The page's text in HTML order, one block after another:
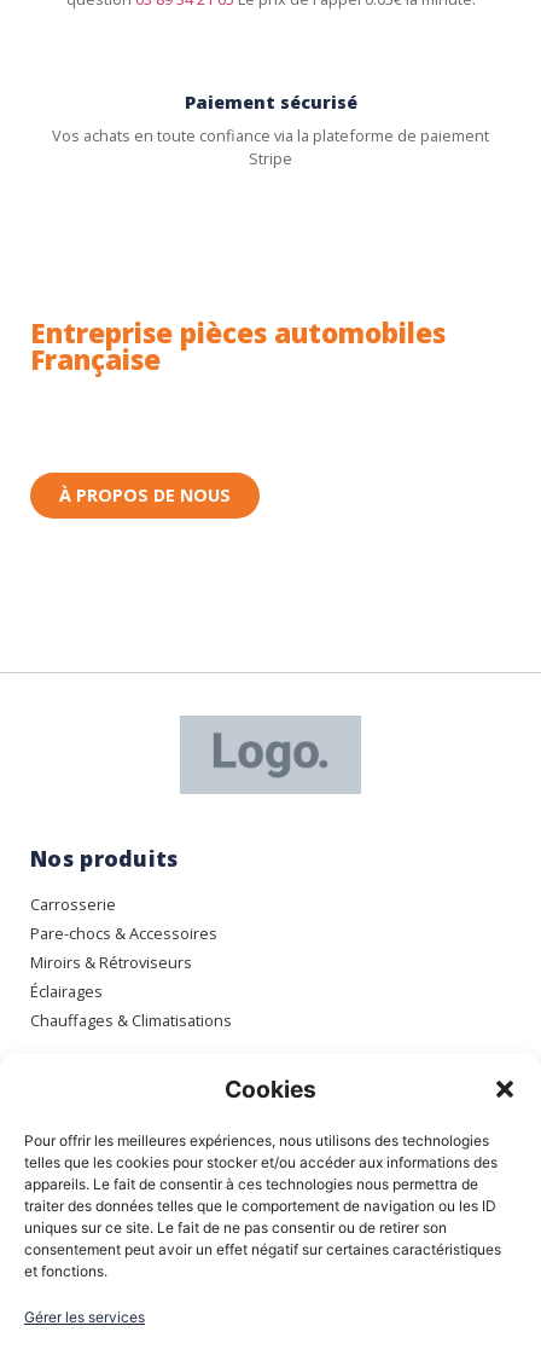
Cookies
Pour offrir les meilleures expériences, nous utilisons des technologies
telles que les cookies pour stocker et/ou accéder aux informations des
appareils. Le fait de consentir à ces technologies nous permettra de
traiter des données telles que le comportement de navigation ou les ID
uniques sur ce site. Le fait de ne pas consentir ou de retirer son
consentement peut avoir un effet négatif sur certaines caractéristiques
et fonctions.
Gérer les services
Paiement sécurisé
Vos achats en toute confiance via la plateforme de paiement
Stripe
Entreprise pièces automobiles
Française
À PROPOS DE NOUS
Nos produits
Carrosserie
Pare-chocs & Accessoires
Miroirs & Rétroviseurs
Éclairages
Chauffages & Climatisations
Mon compte
Mes commandes
Mes adresses
Mon panier
Informations
À Propos de nous